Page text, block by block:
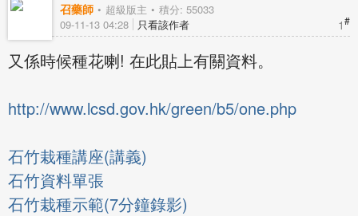
召藥師 超級版主 積分: 55033
1#
09-11-13 04:28 只看該作者
又係時候種花喇! 在此貼上有關資料。
http://www.lcsd.gov.hk/green/b5/one.php
石竹栽種講座(講義)
石竹資料單張
石竹栽種示範(7分鐘錄影)